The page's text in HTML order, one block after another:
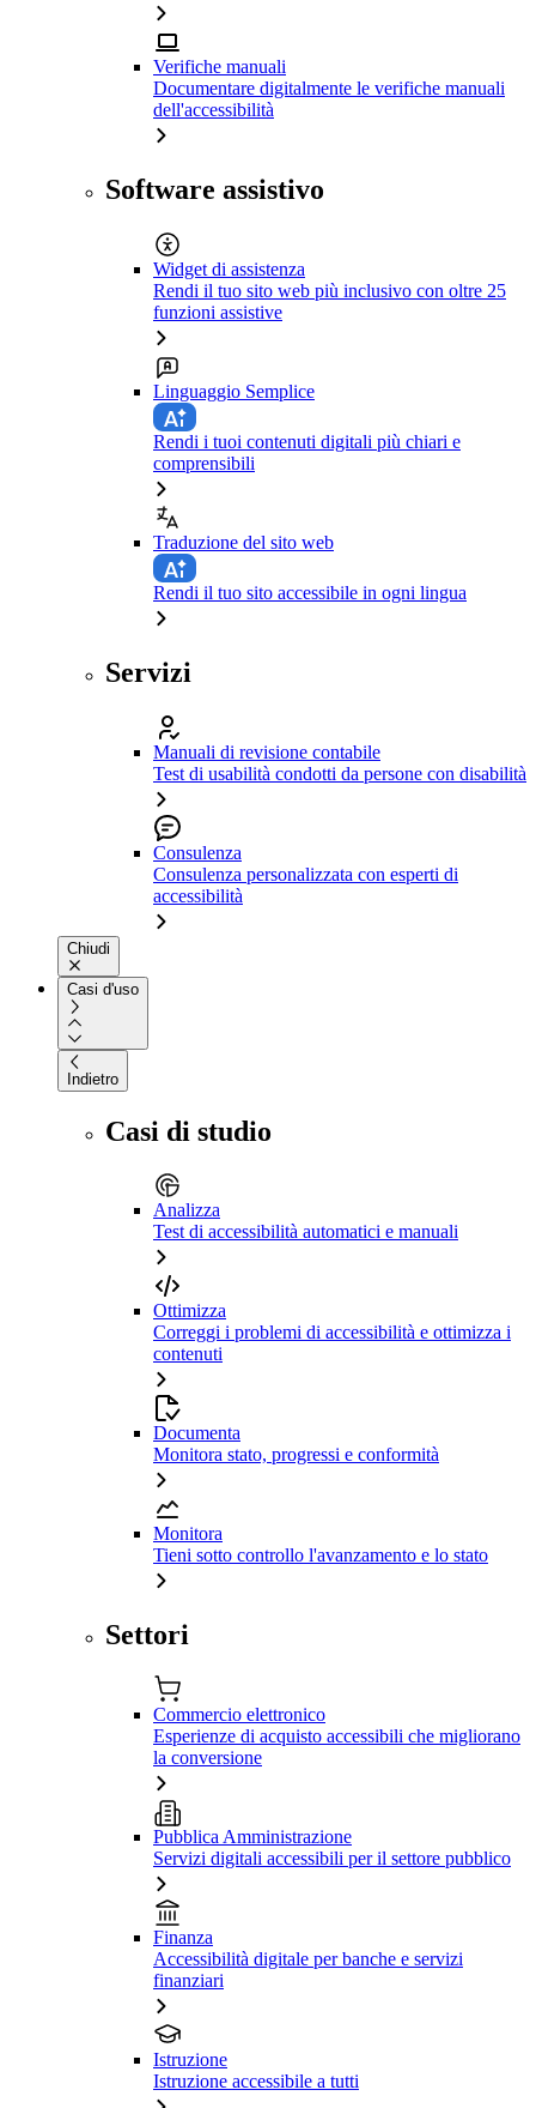
Verifiche manuali
Documentare digitalmente le verifiche manuali
dell'accessibilità
Software assistivo
Widget di assistenza
Rendi il tuo sito web più inclusivo con oltre 25
funzioni assistive
Linguaggio Semplice
Rendi i tuoi contenuti digitali più chiari e
comprensibili
Traduzione del sito web
Rendi il tuo sito accessibile in ogni lingua
Servizi
Manuali di revisione contabile
Test di usabilità condotti da persone con disabilità
Consulenza
Consulenza personalizzata con esperti di
accessibilità
Chiudi
Casi d'uso
Indietro
Casi di studio
Analizza
Test di accessibilità automatici e manuali
Ottimizza
Correggi i problemi di accessibilità e ottimizza i
contenuti
Documenta
Monitora stato, progressi e conformità
Monitora
Tieni sotto controllo l'avanzamento e lo stato
Settori
Commercio elettronico
Esperienze di acquisto accessibili che migliorano
la conversione
Pubblica Amministrazione
Servizi digitali accessibili per il settore pubblico
Finanza
Accessibilità digitale per banche e servizi
finanziari
Istruzione
Istruzione accessibile a tutti